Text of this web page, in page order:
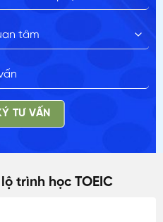
TƯ VẤN
trình học TOEIC